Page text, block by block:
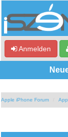
Anmelden
Apple iPhone Forum